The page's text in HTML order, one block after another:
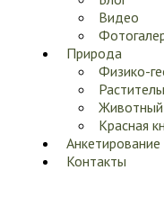
Видео
Природа
Физико-
Красная
Анкетирование
Контакты